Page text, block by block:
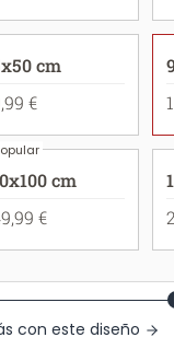
cm
€
cm
€
con este diseño